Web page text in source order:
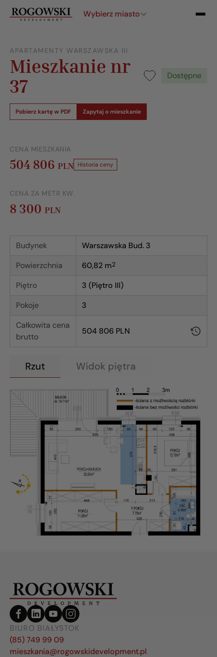
Wybierz miasto
APARTAMENTY WARSZAWSKA III
Mieszkanie nr
37
Dostępne
Pobierz kartę w PDF Zapytaj o mieszkanie
CENA MIESZKANIA
504 806 PLN Historia ceny
CENA ZA METR KW.
8 300 PLN
Budynek
Warszawska Bud. 3
Powierzchnia
60,82 m2
Piętro
3 (Piętro III)
Pokoje
3
Całkowita cena
brutto
504 806 PLN
Rzut Widok piętra
BIURO BIAŁYSTOK
(85) 749 99 09
mieszkania@rogowskidevelopment.pl